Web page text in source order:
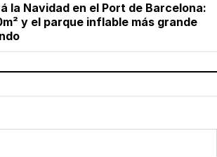
la Navidad en el Port de Barcelona:
y el parque inflable más grande